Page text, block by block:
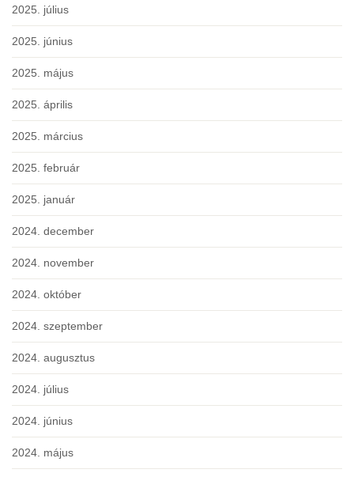
2025. július
2025. június
2025. május
2025. április
2025. március
2025. február
2025. január
2024. december
2024. november
2024. október
2024. szeptember
2024. augusztus
2024. július
2024. június
2024. május